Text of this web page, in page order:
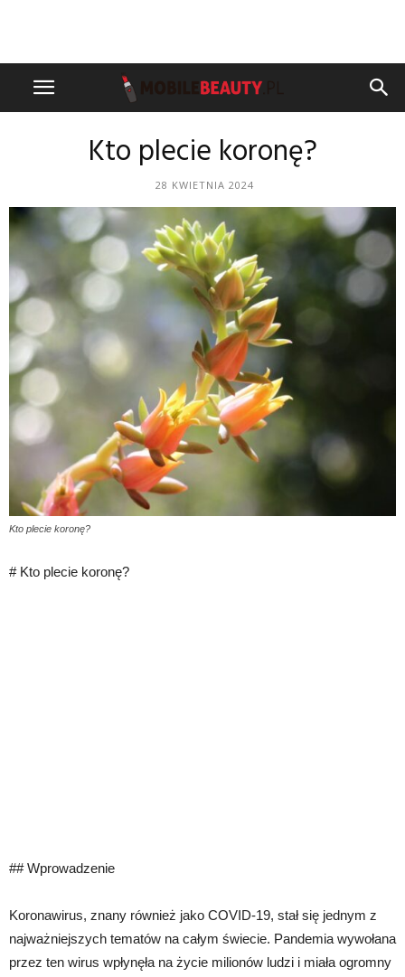
Kto plecie koronę?
28 KWIETNIA 2024
Kto plecie koronę?
# Kto plecie koronę?
## Wprowadzenie
Koronawirus, znany również jako COVID-19, stał się jednym z
najważniejszych tematów na całym świecie. Pandemia wywołana
przez ten wirus wpłynęła na życie milionów ludzi i miała ogromny